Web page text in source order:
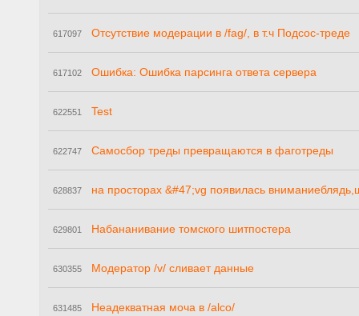
617097 Отсутствие модерации в /fag/, в т.ч Подсос-треде
617102 Ошибка: Ошибка парсинга ответа сервера
622551 Test
622747 Самосбор треды превращаются в фаготреды
628837 на просторах &#47;vg появилась
629801 Набананивание томского шитпостера
630355 Модератор /v/ сливает данные
631485 Неадекватная моча в /alco/